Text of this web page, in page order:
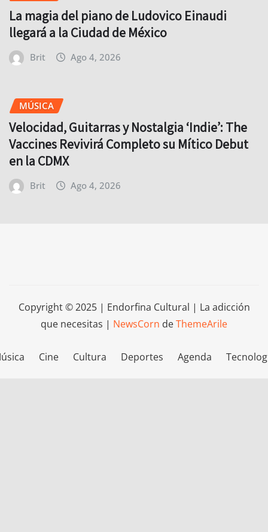
La magia del piano de Ludovico Einaudi
llegará a la Ciudad de México
Brit Ago 4, 2026
MÚSICA
Velocidad, Guitarras y Nostalgia ‘Indie’: The
Vaccines Revivirá Completo su Mítico Debut
en la CDMX
Brit Ago 4, 2026
Copyright © 2025 | Endorfina Cultural | La adicción
que necesitas | NewsCorn deThemeArile
Cine Cultura Deportes Agenda